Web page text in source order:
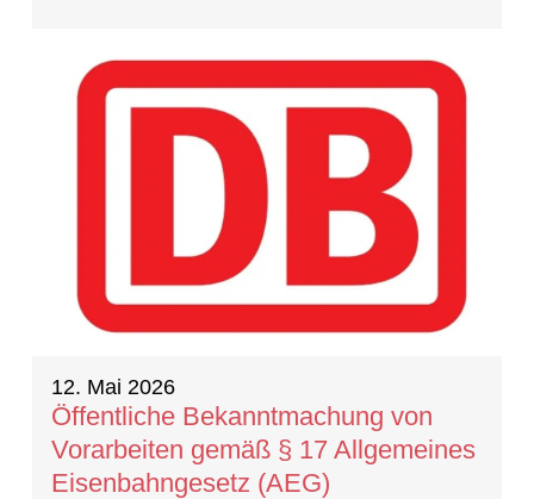
12. Mai 2026
Öffentliche Bekanntmachung von
Vorarbeiten gemäß § 17 Allgemeines
Eisenbahngesetz (AEG)